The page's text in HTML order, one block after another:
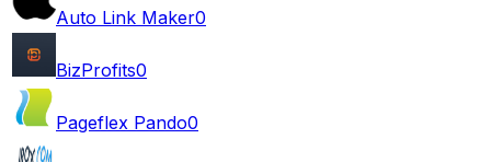
Auto Link Maker0
BizProfits0
Pageflex Pando0